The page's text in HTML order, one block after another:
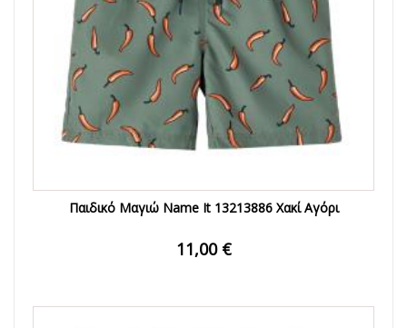
Παιδικό Μαγιώ Name It 13213886 Χακί Αγόρι
11,00 €